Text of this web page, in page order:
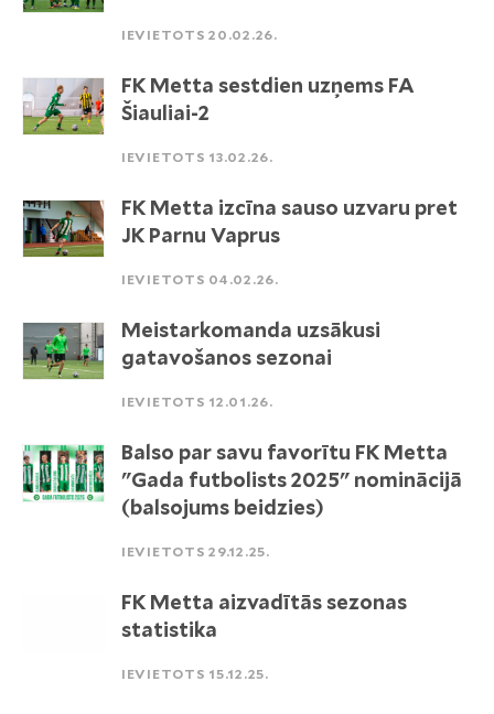
IEVIETOTS 20.02.26.
FK Metta sestdien uzņems FA
Šiauliai-2
IEVIETOTS 13.02.26.
FK Metta izcīna sauso uzvaru pret
JK Parnu Vaprus
IEVIETOTS 04.02.26.
Meistarkomanda uzsākusi
gatavošanos sezonai
IEVIETOTS 12.01.26.
Balso par savu favorītu FK Metta
"Gada futbolists 2025" nominācijā
(balsojums beidzies)
IEVIETOTS 29.12.25.
FK Metta aizvadītās sezonas
statistika
IEVIETOTS 15.12.25.